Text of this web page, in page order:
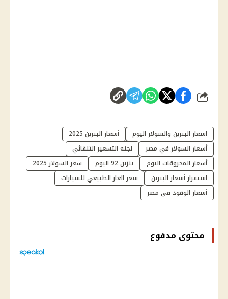
شارك
اسعار البنزين والسولار اليوم
أسعار البنزين 2025
أسعار السولار في مصر
لجنة التسعير التلقائي
أسعار المحروقات اليوم
بنزين 92 اليوم
سعر السولار 2025
استقرار أسعار البنزين
سعر الغاز الطبيعي للسيارات
أسعار الوقود في مصر
محتوى مدفوع